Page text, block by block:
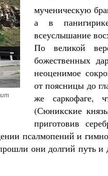
мученическую
а в
всеуслышание
По великой
божественных
неоценимое
от поясницы до
же саркофаге,
(Сюникские
приготовив
псалмопений и
они долгий путь и